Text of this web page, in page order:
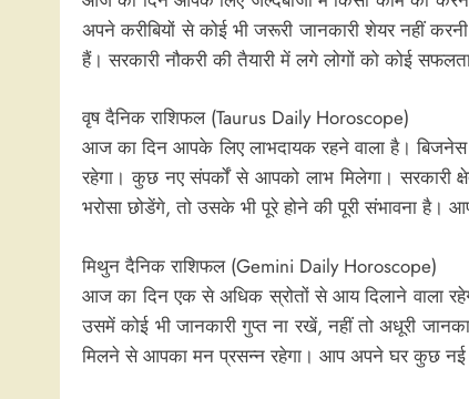
अपने करीबियों से कोई भी जरूरी जानकारी शेयर नहीं
हैं। सरकारी नौकरी की तैयारी में लगे लोगों को कोई सफलता
वृष दैनिक राशिफल (Taurus Daily Horoscope)
आज का दिन आपके लिए लाभदायक रहने वाला है।
रहेगा। कुछ नए संपर्कों से आपको लाभ मिलेगा। सरकारी
भरोसा छोडेंगे, तो उसके भी पूरे होने की पूरी संभावना है।
मिथुन दैनिक राशिफल (Gemini Daily Horoscope)
आज का दिन एक से अधिक स्रोतों से आय दिलाने वाला
उसमें कोई भी जानकारी गुप्त ना रखें, नहीं तो अधूरी
मिलने से आपका मन प्रसन्न रहेगा। आप अपने घर कुछ नई